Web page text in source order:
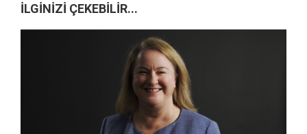
İLGİNİZİ ÇEKEBİLİR...